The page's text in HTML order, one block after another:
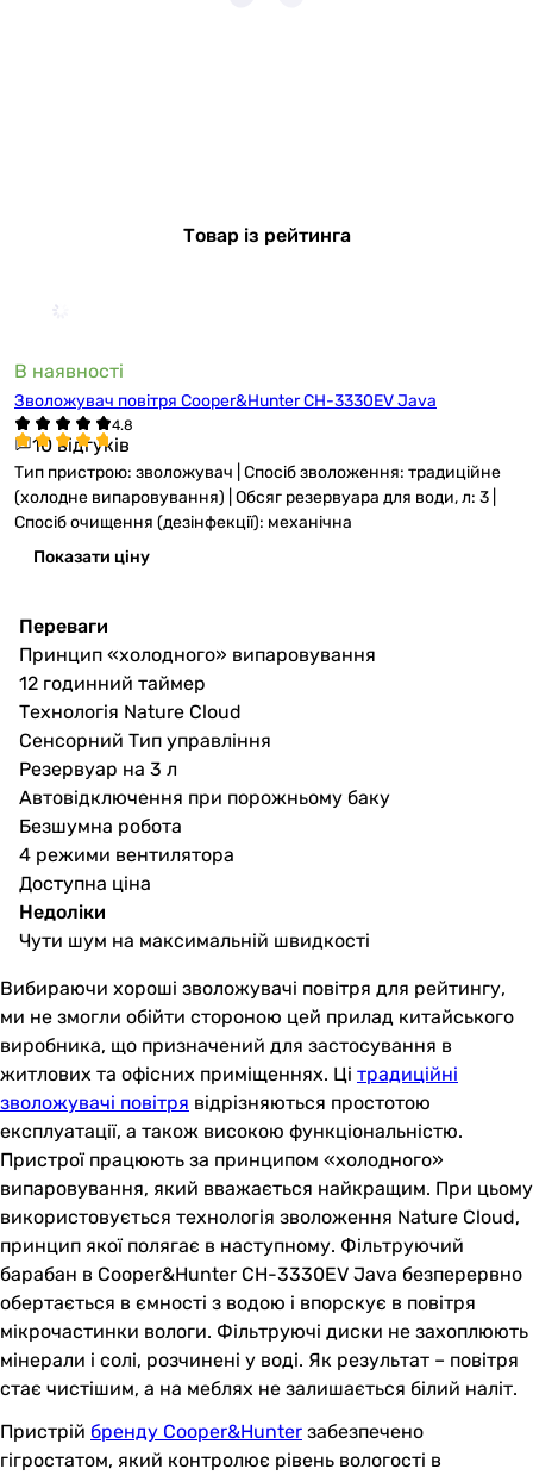
Товар із рейтинга
В наявності
Зволожувач повітря Cooper&Hunter CH-3330EV Java
10 відгуків
Тип пристрою: зволожувач | Спосіб зволоження: традиційне
(холодне випаровування) | Обсяг резервуара для води, л: 3 |
Спосіб очищення (дезінфекції): механічна
Показати ціну
Переваги
Принцип «холодного» випаровування
12 годинний таймер
Технологія Nature Cloud
Сенсорний Тип управління
Резервуар на 3 л
Автовідключення при порожньому баку
Безшумна робота
4 режими вентилятора
Доступна ціна
Недоліки
Чути шум на максимальній швидкості
Вибираючи хороші зволожувачі повітря для рейтингу,
ми не змогли обійти стороною цей прилад китайського
виробника, що призначений для застосування в
житлових та офісних приміщеннях. Ці традиційні
зволожувачі повітря відрізняються простотою
експлуатації, а також високою функціональністю.
Пристрої працюють за принципом «холодного»
випаровування, який вважається найкращим. При цьому
використовується технологія зволоження Nature Cloud,
принцип якої полягає в наступному. Фільтруючий
барабан в Cooper&Hunter CH-3330EV Java безперервно
обертається в ємності з водою і впорскує в повітря
мікрочастинки вологи. Фільтруючі диски не захоплюють
мінерали і солі, розчинені у воді. Як результат – повітря
стає чистішим, а на меблях не залишається білий наліт.
Пристрій бренду Cooper&Hunter забезпечено
гігростатом, який контролює рівень вологості в